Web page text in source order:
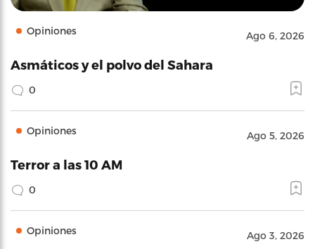
Opiniones Ago 6, 2026
Asmáticos y el polvo del Sahara
0
Opiniones Ago 5, 2026
Terror a las 10 AM
0
Opiniones Ago 3, 2026